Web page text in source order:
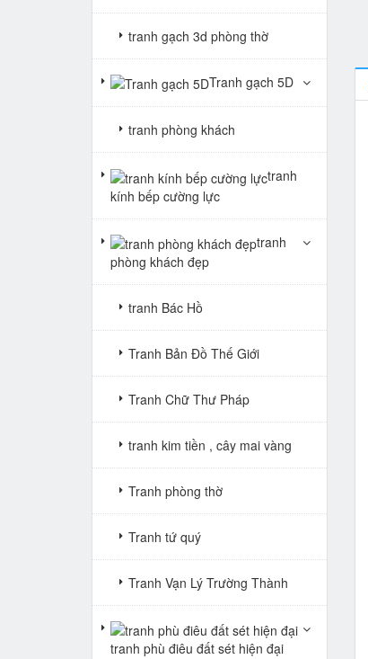
tranh gạch 3d phòng thờ
Tranh gạch 5D
tranh phòng khách
tranh
kính bếp cường lực
tranh
phòng khách đẹp
tranh Bác Hồ
Tranh Bản Đồ Thế Giới
Tranh Chữ Thư Pháp
tranh kim tiền , cây mai vàng
Tranh phòng thờ
Tranh tứ quý
Tranh Vạn Lý Trường Thành
tranh phù điêu đất sét hiện đại